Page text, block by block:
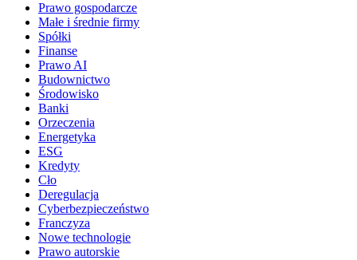
Prawo gospodarcze
Małe i średnie firmy
Spółki
Finanse
Prawo AI
Budownictwo
Środowisko
Banki
Orzeczenia
Energetyka
ESG
Kredyty
Cło
Deregulacja
Cyberbezpieczeństwo
Franczyza
Nowe technologie
Prawo autorskie